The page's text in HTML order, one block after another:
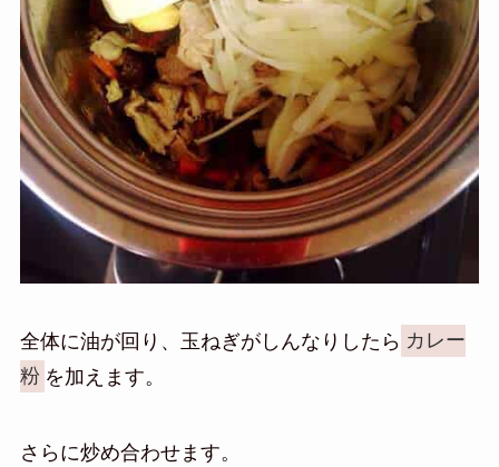
全体に油が回り、玉ねぎがしんなりしたら カレー
粉 を加えます。
さらに炒め合わせます。